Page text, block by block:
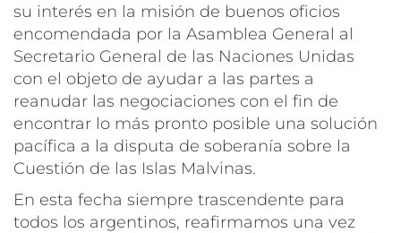
su interés en la misión de buenos oficios
encomendada por la Asamblea General al
Secretario General de las Naciones Unidas
con el objeto de ayudar a las partes a
reanudar las negociaciones con el fin de
encontrar lo más pronto posible una solución
pacífica a la disputa de soberanía sobre la
Cuestión de las Islas Malvinas.
En esta fecha siempre trascendente para
todos los argentinos, reafirmamos una vez